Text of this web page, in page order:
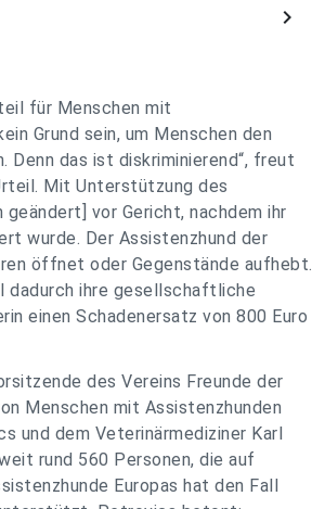
chevron_right
für Menschen mit
Grund sein, um Menschen den
das ist diskriminierend“, freut
Mit Unterstützung des
vor Gericht, nachdem ihr
wurde. Der Assistenzhund der
öffnet oder Gegenstände aufhebt.
dadurch ihre gesellschaftliche
einen Schadenersatz von 800 Euro
des Vereins Freunde der
Menschen mit Assistenzhunden
und dem Veterinärmediziner Karl
rund 560 Personen, die auf
Europas hat den Fall